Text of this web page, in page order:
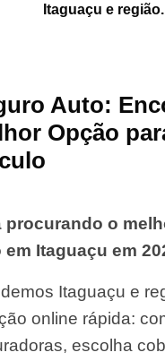
Itaguaçu e região.
Auto:
Opção
procurando o
em Itaguaçu em
Itaguaçu e
online rápida:
escolha